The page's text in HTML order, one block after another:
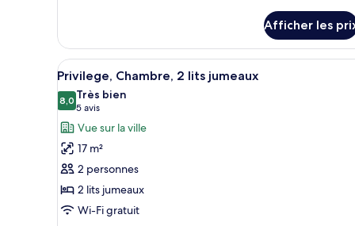
lit
jumeau,
accessible
aux
personnes
à
mobilité
réduite
classique,
lit
jumeau,
accessible
personnes
à
mobilité
réduite
Afficher les
Afficher
toutes
les
photos
pour
ce
type
de
chambre :
Une chambre d’hôtel
5
Privilege, Chambre, 2 lits jumeaux
8,08,0 sur 10
Très bien
5 avis
(5 avis)
Vue sur la ville
17 m²
2 personnes
2 lits jumeaux
Wi-Fi gratuit